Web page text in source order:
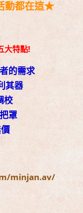
動都在這★
大特點!
的需求
其器
校
罩
minjan.av/